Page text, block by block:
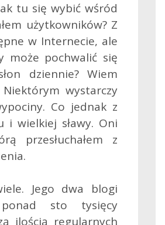
tu się wybić wśród
użytkowników? Z
w Internecie, ale
może pochwalić się
dziennie? Wiem
wystarczy
Co jednak z
i wielkiej sławy. Oni
przesłuchałem z
Jego dwa blogi
sto tysięcy
ilością regularnych